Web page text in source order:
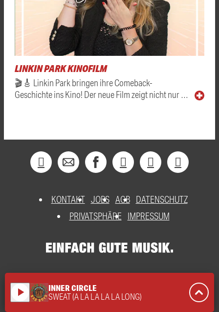
LINKIN PARK KINOFILM
🎬🎸 Linkin Park bringen ihre Comeback-
Geschichte ins Kino! Der neue Film zeigt nicht nur …
KONTAKT JOBS AGB DATENSCHUTZ
PRIVATSPHÄRE
IMPRESSUM
play_arrow INNER CIRCLE
SWEAT (A LA LA LA LA LONG)